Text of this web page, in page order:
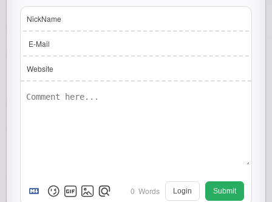
NickName
E-Mail
Website
0 Words Login Submit